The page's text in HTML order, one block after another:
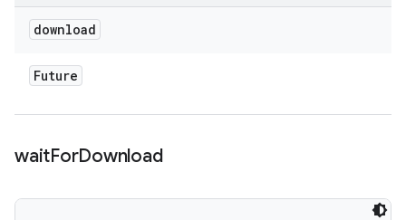
download
Future
waitForDownload